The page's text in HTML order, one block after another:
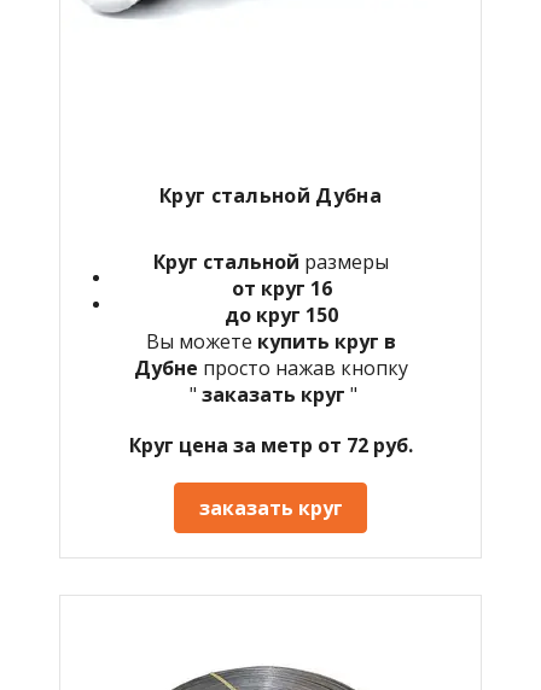
Круг стальной Дубна
Круг стальной размеры
от круг 16
до круг 150
Вы можете купить круг в
Дубне просто нажав кнопку
" заказать круг "
Круг цена за метр от 72 руб.
заказать круг